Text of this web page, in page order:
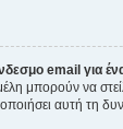
email για
μπορούν να
αυτή